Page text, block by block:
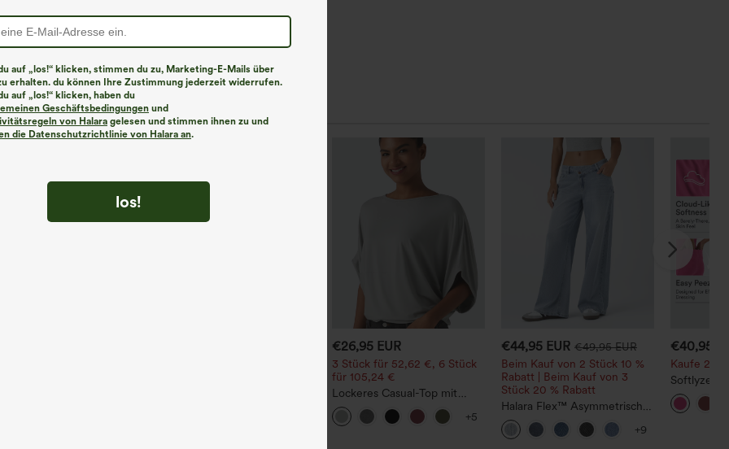
auf „los!“ klicken, stimmen du zu, Marketing-E-Mails über
erhalten. du können Ihre Zustimmung jederzeit widerrufen.
auf „los!“ klicken, haben du
Geschäftsbedingungen und
von Halara gelesen und stimmen ihnen zu und
die Datenschutzrichtlinie von Halara an.
los!
€26,95 EUR
3 Stück für 52,62 €, 6 Stück
für 105,24 €
Lockeres Casual-Top mit
Rundhalsausschnitt und
Fledermausärmeln
+5
€44,95 EUR €49,95 EUR
Beim Kauf von 2 Stück 10 %
Rabatt | Beim Kauf von 3
Stück 20 % Rabatt
Halara Flex™ Asymmetrische
Low-Rise-Jeans mit
Reißverschlusstaschen,
+9
€40,95
Kaufe 2,
in-1-Flare-
Wannabe